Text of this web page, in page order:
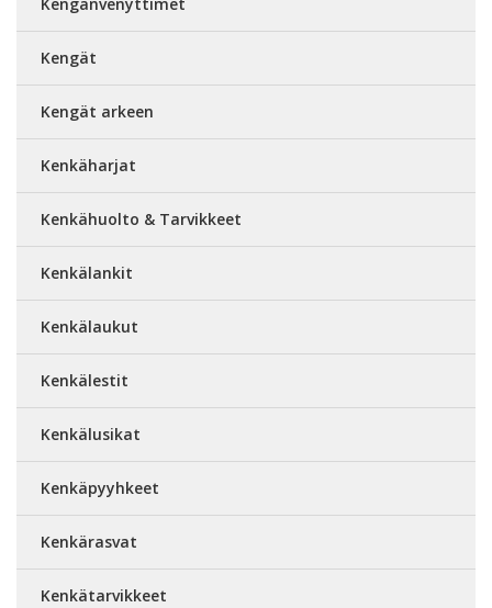
Kengät
Kengät arkeen
Kenkäharjat
Kenkähuolto & Tarvikkeet
Kenkälankit
Kenkälaukut
Kenkälestit
Kenkälusikat
Kenkäpyyhkeet
Kenkärasvat
Kenkätarvikkeet